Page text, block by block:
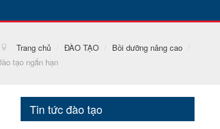
Trang chủ / ĐÀO TẠO / Bồi dưỡng nâng cao /
tạo ngắn hạn
Tin tức đào tạo